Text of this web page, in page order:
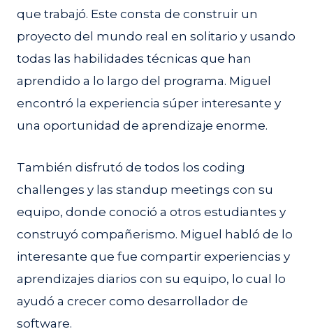
que trabajó. Este consta de construir un
proyecto del mundo real en solitario y usando
todas las habilidades técnicas que han
aprendido a lo largo del programa. Miguel
encontró la experiencia súper interesante y
una oportunidad de aprendizaje enorme.
También disfrutó de todos los coding
challenges y las standup meetings con su
equipo, donde conoció a otros estudiantes y
construyó compañerismo. Miguel habló de lo
interesante que fue compartir experiencias y
aprendizajes diarios con su equipo, lo cual lo
ayudó a crecer como desarrollador de
software.